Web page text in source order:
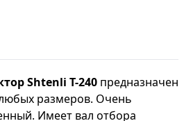
Shtenli Т-240 предназначен
размеров. Очень
Имеет вал отбора